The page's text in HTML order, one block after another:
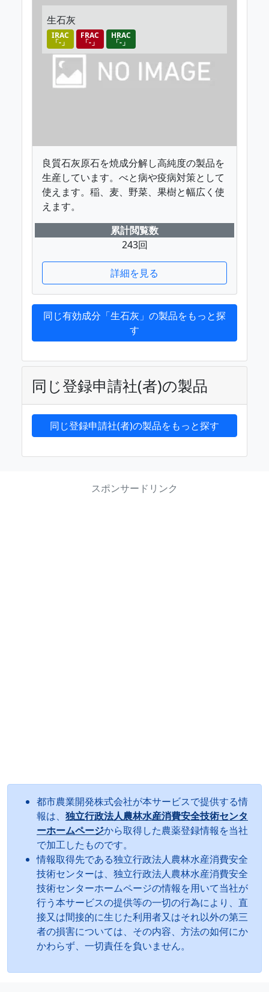
生石灰
IRAC
「-」
FRAC
「-」
HRAC
「-」
良質石灰原石を焼成分解し高純度の製品を
生産しています。べと病や疫病対策として
使えます。稲、麦、野菜、果樹と幅広く使
えます。
累計閲覧数
243回
詳細を見る
同じ有効成分「生石灰」の製品をもっと探
す
同じ登録申請社(者)の製品
同じ登録申請社(者)の製品をもっと探す
スポンサードリンク
都市農業開発株式会社が本サービスで提供する情
報は、 独立行政法人農林水産消費安全技術センタ
ーホームページから取得した農薬登録情報を当社
で加工したものです。
情報取得先である独立行政法人農林水産消費安全
技術センターは、独立行政法人農林水産消費安全
技術センターホームページの情報を用いて当社が
行う本サービスの提供等の一切の行為により、直
接又は間接的に生じた利用者又はそれ以外の第三
者の損害については、その内容、方法の如何にか
かわらず、一切責任を負いません。